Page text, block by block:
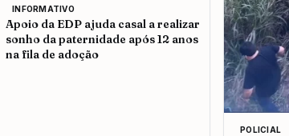
INFORMATIVO
Apoio da EDP ajuda casal a realizar
sonho da paternidade após 12 anos
na fila de adoção
POLICIAL